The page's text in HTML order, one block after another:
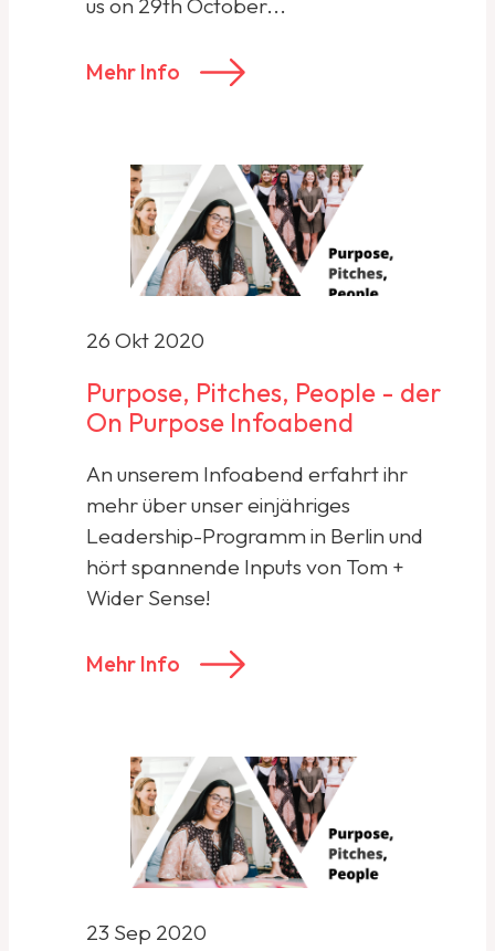
us on 29th October...
Mehr Info
26 Okt 2020
Purpose, Pitches, People - der
On Purpose Infoabend
An unserem Infoabend erfahrt ihr
mehr über unser einjähriges
Leadership-Programm in Berlin und
hört spannende Inputs von Tom +
Wider Sense!
Mehr Info
23 Sep 2020